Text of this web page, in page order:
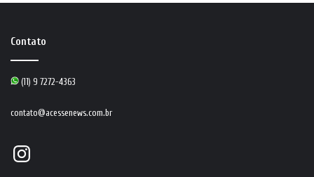
Contato
(11) 9 7272-4363
contato@acessenews.com.br
Instagram